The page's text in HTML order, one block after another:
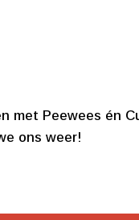
met Peewees én
ons weer!